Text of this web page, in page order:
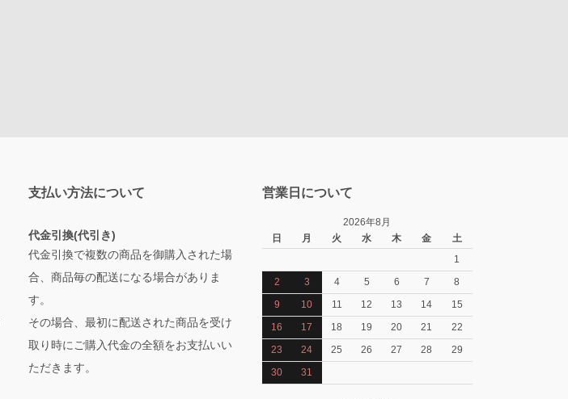
支払い方法について
代金引換(代引き)
代金引換で複数の商品を御購入された場
合、商品毎の配送になる場合がありま
す。
その場合、最初に配送された商品を受け
取り時にご購入代金の全額をお支払いい
ただきます。
営業日について
2026年8月
日
月 火 水 木 金
土
1
2
3 4 5 6 7
8
9
10 11 12 13 14
15
16
17 18 19 20 21
22
23
24 25 26 27 28
29
30
31